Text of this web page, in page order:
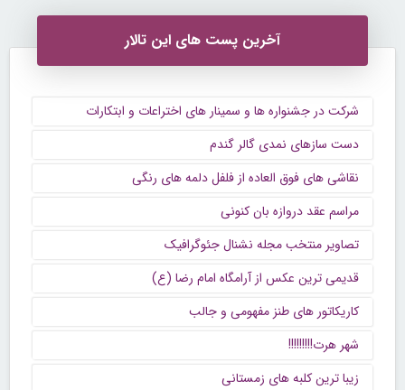
آخرین پست های این تالار
شرکت در جشنواره ها و سمینار های اختراعات و ابتکارات
دست سازهای نمدی گالر گندم
نقاشی های فوق العاده از فلفل دلمه های رنگی
مراسم عقد دروازه بان کنونی
تصاویر منتخب مجله نشنال جئوگرافیک
قدیمی ترین عکس از آرامگاه امام رضا (ع)
کاریکاتور های طنز مفهومی و جالب
شهر هرت!!!!!!!!!
زیبا ترین کلبه های زمستانی